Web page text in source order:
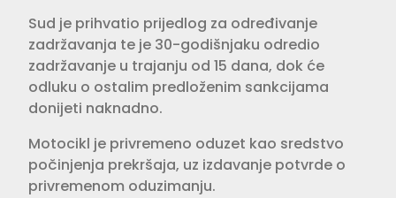
Sud je prihvatio prijedlog za određivanje
zadržavanja te je 30-godišnjaku odredio
zadržavanje u trajanju od 15 dana, dok će
odluku o ostalim predloženim sankcijama
donijeti naknadno.
Motocikl je privremeno oduzet kao sredstvo
počinjenja prekršaja, uz izdavanje potvrde o
privremenom oduzimanju.